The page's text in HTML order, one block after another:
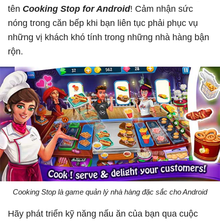
tên Cooking Stop for Android! Cảm nhận sức
nóng trong căn bếp khi bạn liên tục phải phục vụ
những vị khách khó tính trong những nhà hàng bận
rộn.
Cooking Stop là game quản lý nhà hàng đặc sắc cho Android
Hãy phát triển kỹ năng nấu ăn của bạn qua cuộc